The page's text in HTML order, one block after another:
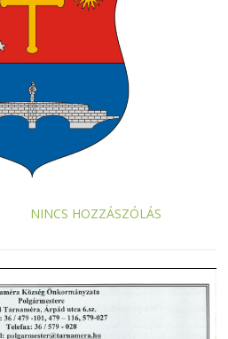
NINCS HOZZÁSZÓLÁS